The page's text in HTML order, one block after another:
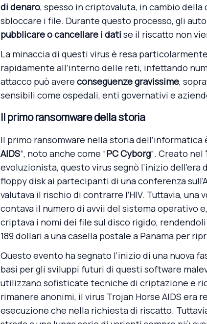
di denaro, spesso in criptovaluta, in cambio
sbloccare i file. Durante questo processo, gli
pubblicare o cancellare i dati se il riscatto non
La minaccia di questi virus è resa
rapidamente all’interno delle reti, infettando
attacco può avere conseguenze gravissime,
sensibili come ospedali, enti governativi e
Il primo ransomware della storia
Il primo ransomware nella storia
AIDS“, noto anche come “PC Cyborg“. Creato nel
evoluzionista, questo virus segnò l’inizio
floppy disk ai partecipanti di una conferenza
valutava il rischio di contrarre l’HIV. Tuttavia,
contava il numero di avvii del sistema operativo
criptava i nomi dei file sul disco rigido,
189 dollari a una casella postale a Panama per
Questo evento ha segnato l’inizio di una nuova
basi per gli sviluppi futuri di questi software
utilizzano sofisticate tecniche di criptazione e
rimanere anonimi, il virus Trojan Horse AIDS era
esecuzione che nella richiesta di riscatto.